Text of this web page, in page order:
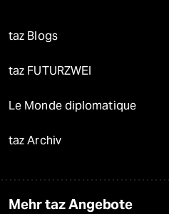
taz Blogs
taz FUTURZWEI
Le Monde diplomatique
taz Archiv
Mehr taz Angebote